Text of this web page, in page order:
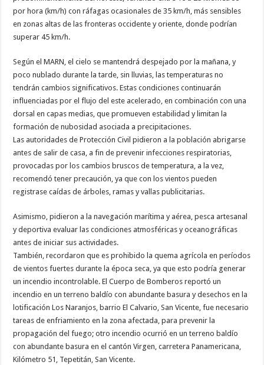
por hora (km/h) con ráfagas ocasionales de 35 km/h, más sensibles
en zonas altas de las fronteras occidente y oriente, donde podrían
superar 45 km/h.
Según el MARN, el cielo se mantendrá despejado por la mañana, y
poco nublado durante la tarde, sin lluvias, las temperaturas no
tendrán cambios significativos. Estas condiciones continuarán
influenciadas por el flujo del este acelerado, en combinación con una
dorsal en capas medias, que promueven estabilidad y limitan la
formación de nubosidad asociada a precipitaciones.
Las autoridades de Protección Civil pidieron a la población abrigarse
antes de salir de casa, a fin de prevenir infecciones respiratorias,
provocadas por los cambios bruscos de temperatura, a la vez,
recomendó tener precaución, ya que con los vientos pueden
registrase caídas de árboles, ramas y vallas publicitarias.
Asimismo, pidieron a la navegación marítima y aérea, pesca artesanal
y deportiva evaluar las condiciones atmosféricas y oceanográficas
antes de iniciar sus actividades.
También, recordaron que es prohibido la quema agrícola en períodos
de vientos fuertes durante la época seca, ya que esto podría generar
un incendio incontrolable. El Cuerpo de Bomberos reportó un
incendio en un terreno baldío con abundante basura y desechos en la
lotificación Los Naranjos, barrio El Calvario, San Vicente, fue necesario
tareas de enfriamiento en la zona afectada, para prevenir la
propagación del fuego; otro incendio ocurrió en un terreno baldío
con abundante basura en el cantón Virgen, carretera Panamericana,
Kilómetro 51, Tepetitán, San Vicente.